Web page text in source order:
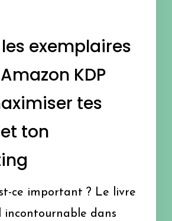
exemplaires
KDP
tes
ton
ce important ? Le livre
incontournable dans